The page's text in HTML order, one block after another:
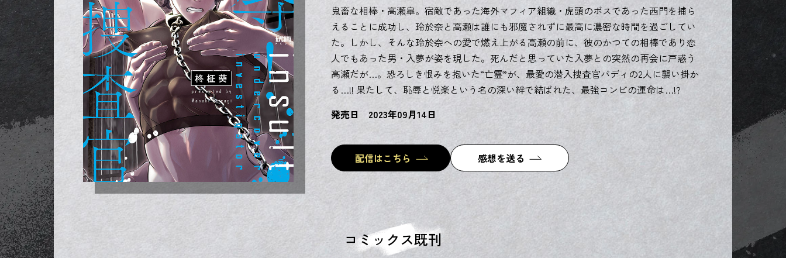
鬼畜な相棒・高瀬皐。宿敵であった海外マフィア組織・虎頭のボスであった西門を捕ら
えることに成功し、玲於奈と高瀬は誰にも邪魔されずに最高に濃密な時間を過ごしてい
た。しかし、そんな玲於奈への愛で燃え上がる高瀬の前に、彼のかつての相棒であり恋
人でもあった男・入夢が姿を現した。死んだと思っていた入夢との突然の再会に戸惑う
高瀬だが…。恐ろしき恨みを抱いた“亡霊”が、最愛の潜入捜査官バディの2人に襲い掛か
る…!! 果たして、恥辱と悦楽という名の深い絆で結ばれた、最強コンビの運命は…!?
発売日 2023年09月14日
配信はこちら 感想を送る
コミックス既刊